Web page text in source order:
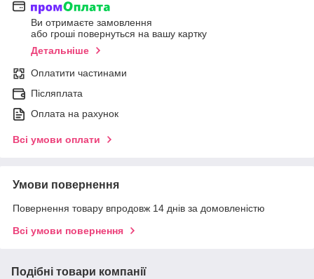
Ви отримаєте замовлення
або гроші повернуться на вашу картку
Детальніше
Оплатити частинами
Післяплата
Оплата на рахунок
Всі умови оплати
Умови повернення
Повернення товару впродовж 14 днів за домовленістю
Всі умови повернення
Подібні товари компанії